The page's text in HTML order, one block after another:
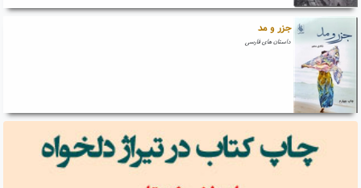
جزر و مد
داستان های فارسی